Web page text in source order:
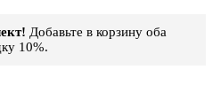
Добавьте в корзину оба
10%.